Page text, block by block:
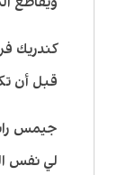
كندريك
قبل أن
جيمس
لي نفس